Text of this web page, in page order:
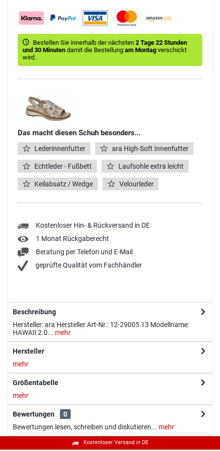
Bestellen Sie innerhalb der nächsten 2 Tage 22 Stunden
und 30 Minuten damit die Bestellung am Montag verschickt
wird.
Das macht diesen Schuh besonders...
Lederinnenfutter ara High-Soft Innenfutter
Echtleder - Fußbett Laufsohle extra leicht
Keilabsatz / Wedge Velourleder
Kostenloser Hin- & Rückversand in DE
1 Monat Rückgaberecht
Beratung per Telefon und E-Mail
geprüfte Qualität vom Fachhändler
Beschreibung
Hersteller: ara Hersteller Art-Nr.: 12-29005 13 Modellname:
HAWAII 2.0... mehr
Hersteller
mehr
Größentabelle
mehr
Bewertungen
0
Bewertungen lesen, schreiben und diskutieren... mehr
Kostenloser Versand in DE